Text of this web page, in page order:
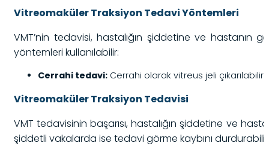
Vitreomaküler Traksiyon Tedavi Yöntemleri
VMT’nin tedavisi, hastalığın şiddetine ve
yöntemleri kullanılabilir:
Cerrahi tedavi: Cerrahi olarak vitreus jeli
Vitreomaküler Traksiyon Tedavisi
VMT tedavisinin başarısı, hastalığın şiddetine ve
şiddetli vakalarda ise tedavi görme kaybını